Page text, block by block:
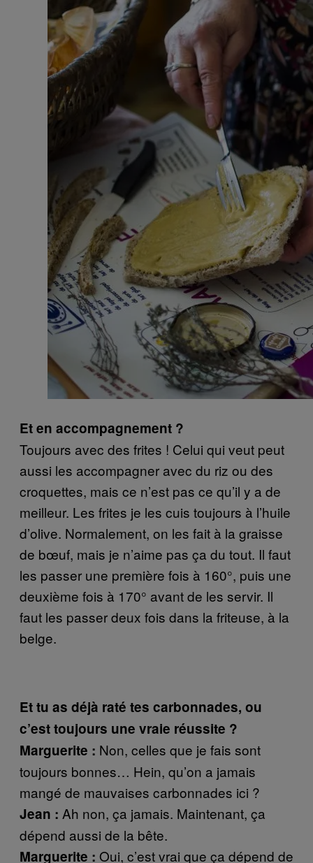
Et en accompagnement ?
Toujours avec des frites ! Celui qui veut peut
aussi les accompagner avec du riz ou des
croquettes, mais ce n’est pas ce qu’il y a de
meilleur. Les frites je les cuis toujours à l’huile
d’olive. Normalement, on les fait à la graisse
de bœuf, mais je n’aime pas ça du tout. Il faut
les passer une première fois à 160°, puis une
deuxième fois à 170° avant de les servir. Il
faut les passer deux fois dans la friteuse, à la
belge.
Et tu as déjà raté tes carbonnades, ou
c’est toujours une vraie réussite ?
Marguerite : Non, celles que je fais sont
toujours bonnes… Hein, qu’on a jamais
mangé de mauvaises carbonnades ici ?
Jean : Ah non, ça jamais. Maintenant, ça
dépend aussi de la bête.
Marguerite : Oui, c’est vrai que ça dépend de